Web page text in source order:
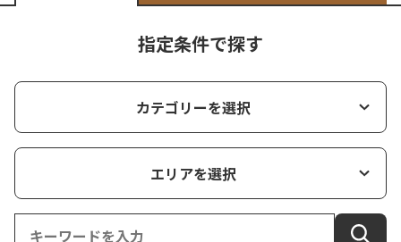
指定条件で探す
カテゴリーを選択
エリアを選択